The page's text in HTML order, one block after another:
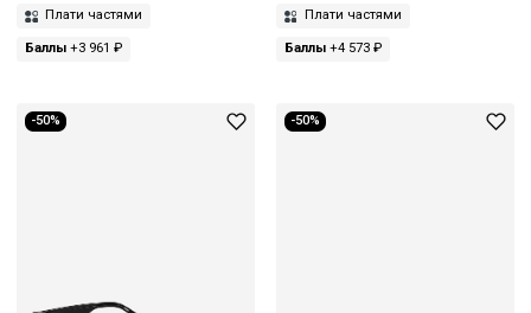
Плати частями
Баллы +3 961 ₽
Плати частями
Баллы+4 573 ₽
-50% -50%